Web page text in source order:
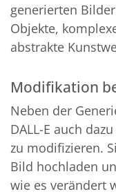
generierten
Objekte,
abstrakte
Modifikation
Neben der
DALL-E auch
zu modifizieren.
Bild hochladen
wie es verändert